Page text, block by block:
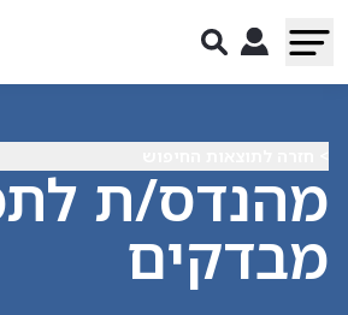
מהנדס/ת
מבדקים